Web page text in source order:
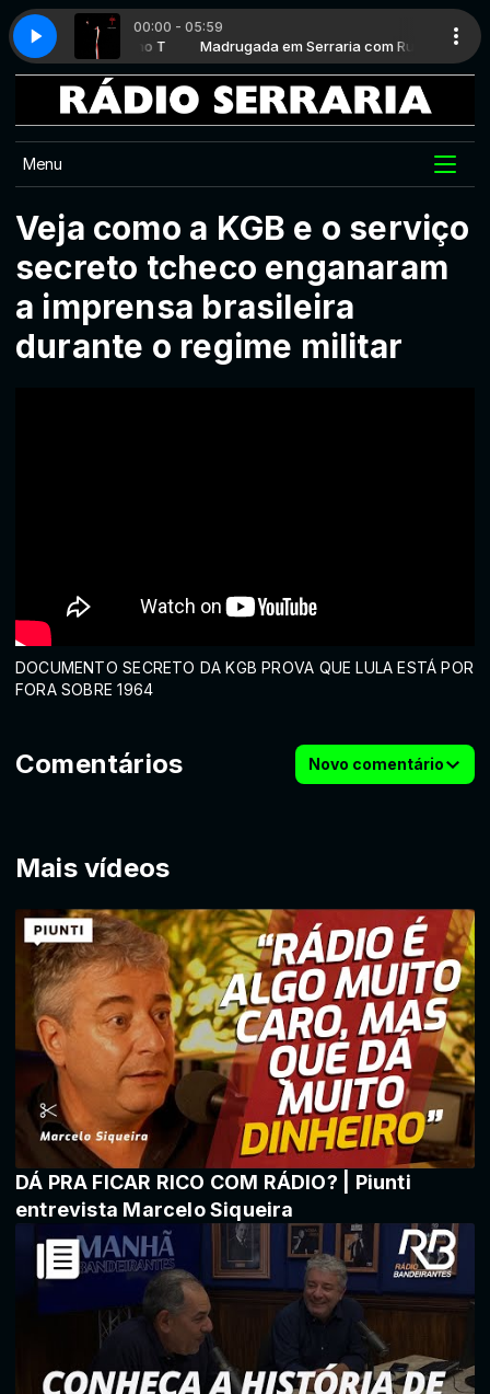
00:00 - 05:59
com Rufino T Madrugada em Serraria com Rufino T
Aja Steely Dan - Aja
Rufino T Manhã Serraria com Rufino T
Menu
Veja como a KGB e o serviço
secreto tcheco enganaram
a imprensa brasileira
durante o regime militar
Mais vídeos
DÁ PRA FICAR RICO COM RÁDIO? | Piunti
entrevista Marcelo Siqueira
DOCUMENTO SECRETO DA KGB PROVA QUE LULA ESTÁ POR
FORA SOBRE 1964
Comentários Novo comentário